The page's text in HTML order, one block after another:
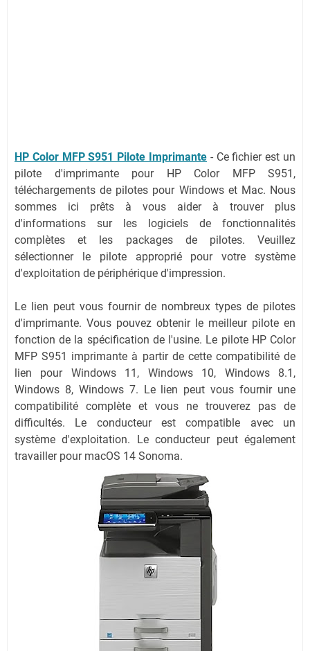
HP Color MFP S951 Pilote Imprimante - Ce fichier est un
pilote d'imprimante pour HP Color MFP S951,
téléchargements de pilotes pour Windows et Mac. Nous
sommes ici prêts à vous aider à trouver plus
d'informations sur les logiciels de fonctionnalités
complètes et les packages de pilotes. Veuillez
sélectionner le pilote approprié pour votre système
d'exploitation de périphérique d'impression.
Le lien peut vous fournir de nombreux types de pilotes
d'imprimante. Vous pouvez obtenir le meilleur pilote en
fonction de la spécification de l'usine. Le pilote HP Color
MFP S951 imprimante à partir de cette compatibilité de
lien pour Windows 11, Windows 10, Windows 8.1,
Windows 8, Windows 7. Le lien peut vous fournir une
compatibilité complète et vous ne trouverez pas de
difficultés. Le conducteur est compatible avec un
système d'exploitation. Le conducteur peut également
travailler pour macOS 14 Sonoma.